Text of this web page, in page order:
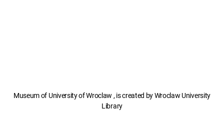
Museum of University of Wroclaw , is created by Wroclaw University
Library